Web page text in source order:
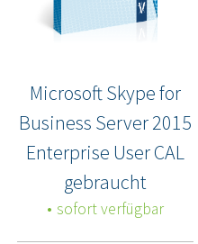
Microsoft Skype for
Business Server 2015
Enterprise User CAL
gebraucht
sofort verfügbar